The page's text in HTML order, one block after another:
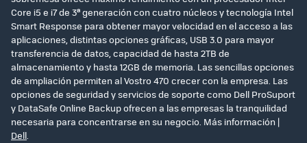
Core i5 e i7 de 3ª generación con cuatro núcleos y tecnología Intel
Smart Response para obtener mayor velocidad en el acceso a las
aplicaciones, distintas opciones gráficas, USB 3.0 para mayor
transferencia de datos, capacidad de hasta 2TB de
almacenamiento y hasta 12GB de memoria. Las sencillas opciones
de ampliación permiten al Vostro 470 crecer con la empresa. Las
opciones de seguridad y servicios de soporte como Dell ProSuport
y DataSafe Online Backup ofrecen a las empresas la tranquilidad
necesaria para concentrarse en su negocio. Más información |
Dell.